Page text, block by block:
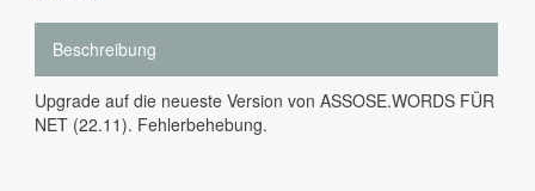
Beschreibung
Upgrade auf die neueste Version von ASSOSE.WORDS FÜR
NET (22.11). Fehlerbehebung.